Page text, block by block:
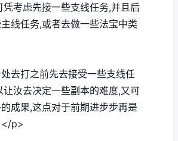
凭考虑先接一些支线任务,并且后
线任务,或者去做一些法宝中类
去打之前先去接受一些支线任
让汝去决定一些副本的难度,又可
成果,这点对于前期进步步再是
</p>